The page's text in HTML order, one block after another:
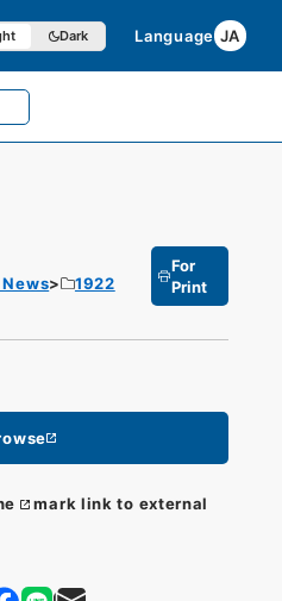
Dark Language JA
1922
For
Print
mark link to external